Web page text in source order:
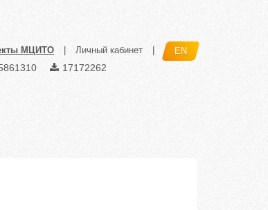
МЦИТО Личный кабинет EN
17172262